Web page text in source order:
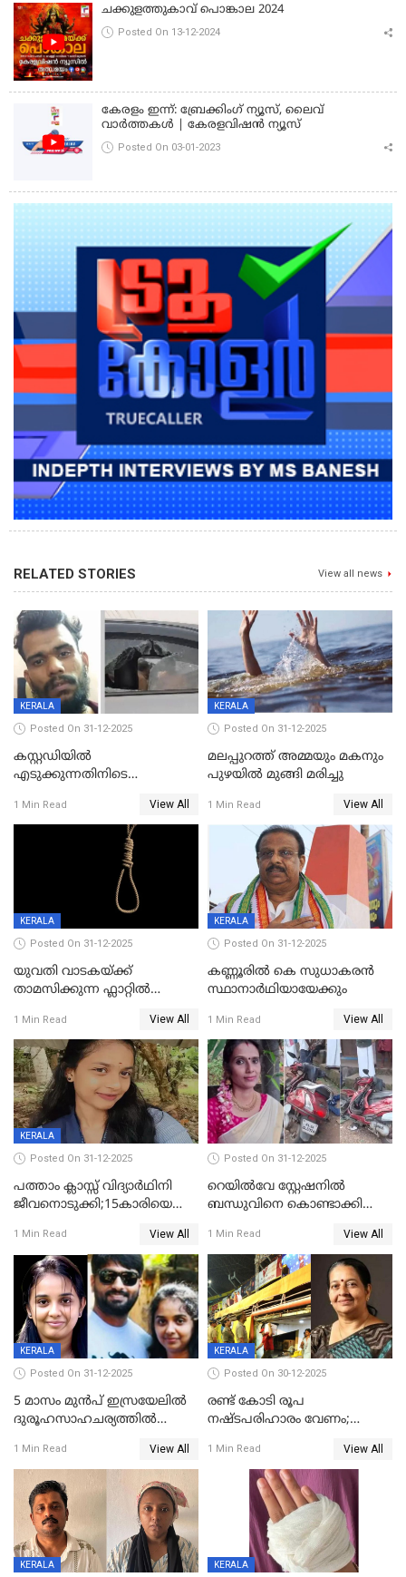
ചക്കുളത്തുകാവ് പൊങ്കാല 2024
Posted On 13-12-2024
കേരളം ഇന്ന്: ബ്രേക്കിംഗ് ന്യൂസ്, ലൈവ്
വാർത്തകൾ | കേരളവിഷൻ ന്യൂസ്
Posted On 03-01-2023
RELATED STORIES View all news
KERALA
Posted On 31-12-2025
കസ്റ്റഡിയിൽ
എടുക്കുന്നതിനിടെ
വധശ്രമക്കേസ് പ്രതി പിടിയിൽ
1 Min Read View All
KERALA
Posted On 31-12-2025
മലപ്പുറത്ത് അമ്മയും മകനും
പുഴയിൽ മുങ്ങി മരിച്ചു
1 Min Read View All
KERALA
Posted On 31-12-2025
യുവതി വാടകയ്ക്ക്
താമസിക്കുന്ന ഫ്ലാറ്റില്‍
സംഭവം കൈതപ്പൊയിലില്‍
1 Min Read View All
KERALA
Posted On 31-12-2025
കണ്ണൂരിൽ കെ സുധാകരൻ
സ്ഥാനാർഥിയായേക്കും
1 Min Read View All
KERALA
Posted On 31-12-2025
പത്താം ക്ലാസ്സ് വിദ്യാര്‍ഥിനി
ജീവനൊടുക്കി;15കാരിയെ
കിടപ്പുമുറിയില്‍ തൂങ്ങി മരിച്ച
നിലയിൽ
1 Min Read View All
Posted On 31-12-2025
റെയിൽവേ സ്റ്റേഷനിൽ
ബന്ധുവിനെ കൊണ്ടാക്കി
ലോറി സ്കൂട്ടറിൽ ഇടിച്ചു :
യുവതിക്ക് ദാരുണാന്ത്യം
1 Min Read View All
KERALA
Posted On 31-12-2025
5 മാസം മുൻപ് ഇസ്രയേലിൽ
ദുരൂഹസാഹചര്യത്തിൽ
മലയാളി യുവാവിന്റെ ഭാര്യയും
മരിച്ചു
1 Min Read View All
KERALA
Posted On 30-12-2025
രണ്ട് കോടി രൂപ
നഷ്ടപരിഹാരം വേണം;
നോട്ടീസയച്ച് ഉമാ തോമസ്
1 Min Read View All
KERALA KERALA